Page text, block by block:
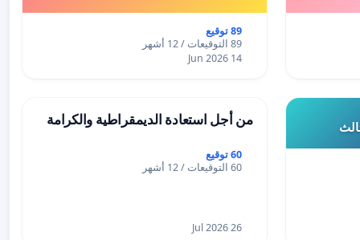
89 توقيع
89 التوقيعات / 12 أشهر
14 Jun 2026
من أجل استعادة الديمقراطية والكرامة
60 توقيع
60 التوقيعات / 12 أشهر
26 Jul 2026